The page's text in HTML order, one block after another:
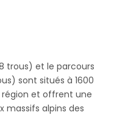
trous) et le parcours
sont situés à 1600
région et offrent une
massifs alpins des